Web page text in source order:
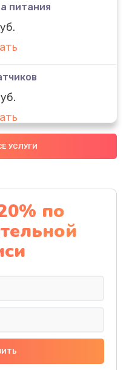
питания
чистка
(экрана)
УСЛУГИ
по